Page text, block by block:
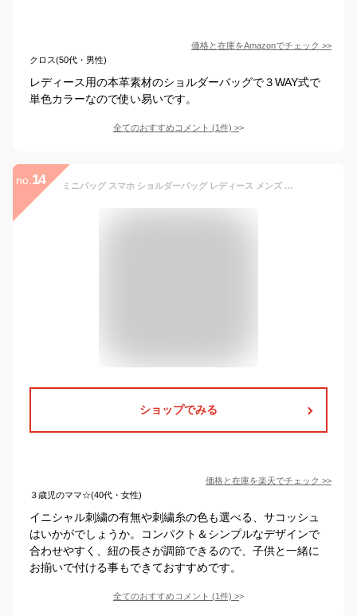
価格と在庫をAmazonでチェック >>
クロス(50代・男性)
レディース用の本革素材のショルダーバッグで３WAY式で
単色カラーなので使い易いです。
全てのおすすめコメント (1件) >
no. 14 ミニバッグ スマホ ショルダーバッグ レディース メンズ サコッシュ フェイクレザー 斜め掛け 長さ調整可能 お散歩 お迎え イニシャル 刺繍 ベビーリュック お揃い emoka
ショップでみる
価格と在庫を楽天でチェック >>
３歳児のママ☆(40代・女性)
イニシャル刺繍の有無や刺繍糸の色も選べる、サコッシュ
はいかがでしょうか。コンパクト＆シンプルなデザインで
合わせやすく、紐の長さが調節できるので、子供と一緒に
お揃いで付ける事もできておすすめです。
全てのおすすめコメント (1件) >